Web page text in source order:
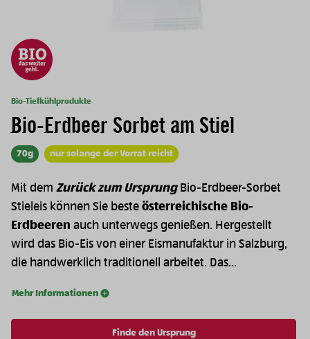
Bio-Tiefkühlprodukte
Bio-Erdbeer Sorbet am Stiel
70g nur solange der Vorrat reicht
Mit dem Zurück zum UrsprungBio-Erdbeer-Sorbet
Stieleis können Sie beste österreichische Bio-
Erdbeeren auch unterwegs genießen. Hergestellt
wird das Bio-Eis von einer Eismanufaktur in Salzburg,
die handwerklich traditionell arbeitet. Das...
Mehr Informationen
Finde den Ursprung